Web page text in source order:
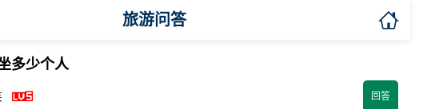
旅游问答 
多少个人
 回答